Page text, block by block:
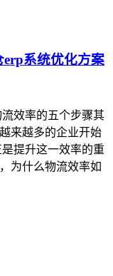
系统优化方案
效率的五个步骤其
来越多的企业开始
提升这一效率的重
为什么物流效率如